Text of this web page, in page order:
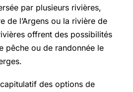
par plusieurs rivières,
de l’Argens ou la rivière de
offrent des possibilités
pêche ou de randonnée le
des options de